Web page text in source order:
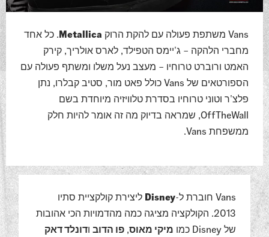
Vans משתפת פעולה עם להקת הרוק Metallica. כל אחד
מחברי הלהקה – ג'יימס הטפילד, לארס אולריך, קירק
האמט ורוברט טרוחיו – מעצב נעל משלו ומשתף פעולה עם
הספורטאים של Vans כולל פאט מור, סטיב קבלרו, נתן
פלצ'ר וטוני טרוחיו בסדרת טלוויזיה מיוחדת בשם
OffTheWall, שמראה בדיוק מה זה אומר להיות חלק
ממשפחת Vans.
Vans חוברת ל- Disney ליצירת קולקציית סתיו
2013. הקולקציה מציגה כמה מהדמויות הכי אהובות
של Disney כמו
מיקי מאוס,פו הדוב ודונלד דאק